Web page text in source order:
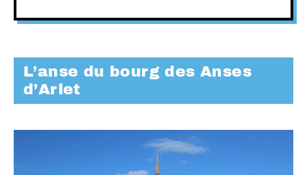
L’anse du bourg des Anses
d’Arlet